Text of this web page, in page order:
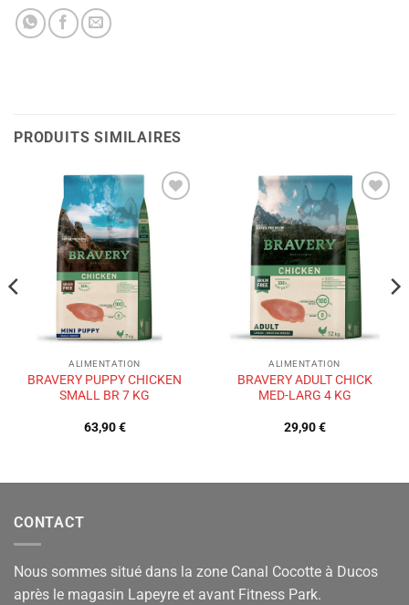
PRODUITS SIMILAIRES
Ajouter
à la liste
souhaits
ALIMENTATION
BRAVERY PUPPY CHICKEN
SMALL BR 7 KG
63,90€
Ajouter
à la liste
de
souhaits
ALIMENTATION
BRAVERY ADULT CHICK
MED-LARG 4 KG
29,90€
CONTACT
Nous sommes situé dans la zone Canal Cocotte à Ducos
après le magasin Lapeyre et avant Fitness Park.